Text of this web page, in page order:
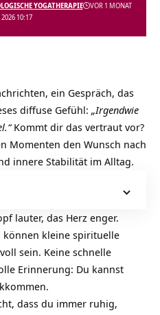
2026 10:17
YOGATHERAPIE VOR 1 MONAT
ein Gespräch, das
diffuse Gefühl: „Irgendwie
Kommt dir das vertraut vor?
Momenten den Wunsch nach
innere Stabilität im Alltag.
lauter, das Herz enger.
können kleine spirituelle
sein. Keine schnelle
Erinnerung: Du kannst
dass du immer ruhig,